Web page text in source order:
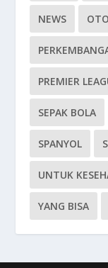
NEWS
PREMIER
SEPAK BOLA
SPANYOL
UNTUK
YANG BISA